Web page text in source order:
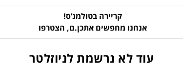
קריירה בטולמנ’ס!
אנחנו מחפשים אתכן.ם, הצטרפו
עוד לא נרשמת לניוזלטר